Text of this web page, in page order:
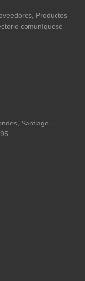
Productos
comuníquese
Santiago -